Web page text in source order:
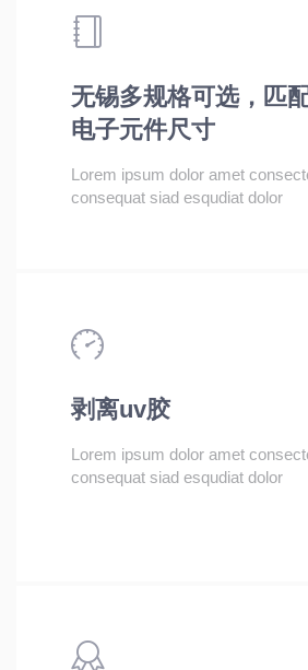
无锡多规格可选，匹
电子元件尺寸
Lorem ipsum dolor amet
consequat siad esqudiat dolor
剥离uv胶
Lorem ipsum dolor amet
consequat siad esqudiat dolor